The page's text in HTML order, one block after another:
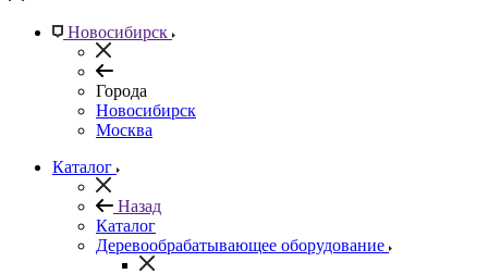
Новосибирск
Города
Новосибирск
Москва
Каталог
Назад
Каталог
Деревообрабатывающее оборудование